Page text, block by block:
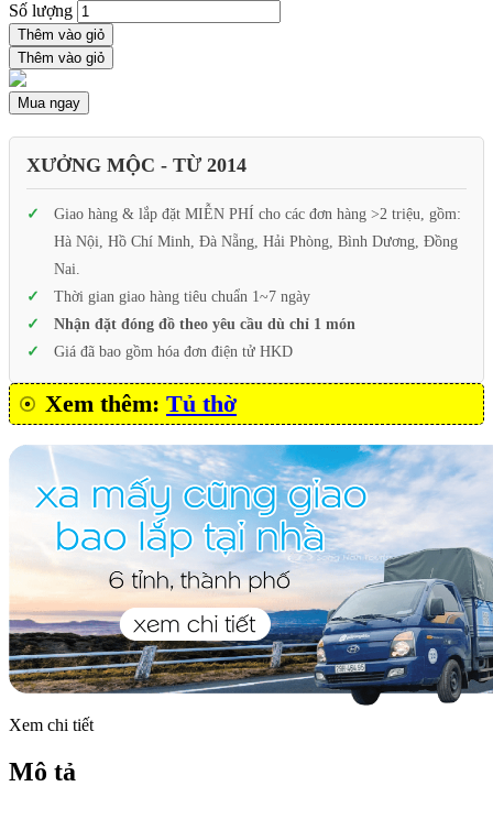
Số lượng
Thêm vào giỏ
Thêm vào giỏ
Mua ngay
XƯỞNG MỘC - TỪ 2014
Giao hàng & lắp đặt MIỄN PHÍ cho các đơn hàng >2 triệu, gồm:
Hà Nội, Hồ Chí Minh, Đà Nẵng, Hải Phòng, Bình Dương, Đồng
Nai.
Thời gian giao hàng tiêu chuẩn 1~7 ngày
Nhận đặt đóng đồ theo yêu cầu dù chỉ 1 món
Giá đã bao gồm hóa đơn điện tử HKD
Xem thêm: Tủ thờ
Xem chi tiết
Mô tả